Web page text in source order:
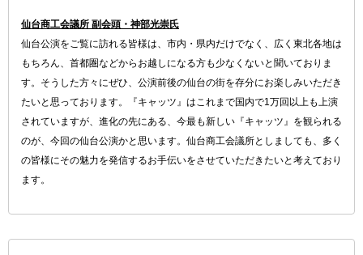
仙台商工会議所 副会頭・神部光崇氏
仙台公演をご覧に訪れる皆様は、市内・県内だけでなく、広く東北各地は
もちろん、首都圏などからお越しになる方も少なくないと聞いておりま
す。そうした方々にぜひ、公演前後の仙台の街を存分にお楽しみいただき
たいと思っております。『キャッツ』はこれまで国内で1万回以上も上演
されていますが、進化の先にある、今最も新しい『キャッツ』を観られる
のが、今回の仙台公演かと思います。仙台商工会議所としましても、多く
の皆様にその魅力を発信するお手伝いをさせていただきたいと考えており
ます。